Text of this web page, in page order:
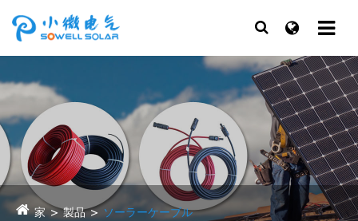
家 製品 ソーラーケーブル